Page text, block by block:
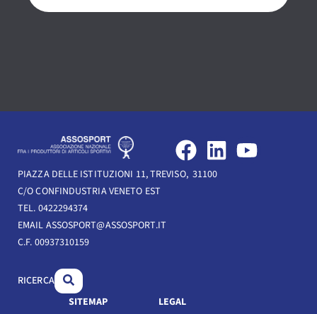
F
a
c
L
i
Y
o
PIAZZA DELLE ISTITUZIONI 11, TREVISO, 31100
C/O CONFINDUSTRIA VENETO EST
TEL. 0422294374
EMAIL ASSOSPORT@ASSOSPORT.IT
C.F. 00937310159
RICERCA
SITEMAP
LEGAL